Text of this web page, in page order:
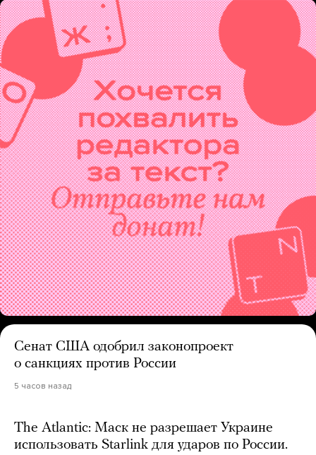
Сенат США одобрил законопроект
о санкциях против России
5 часов назад
The Atlantic: Маск не разрешает Украине
использовать Starlink для ударов по России.